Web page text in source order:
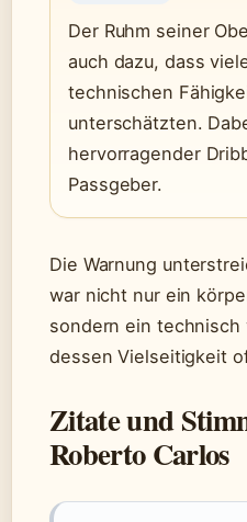
Der Ruhm seiner
auch dazu, dass
technischen
unterschätzten.
hervorragender
Passgeber.
Die Warnung
war nicht nur ein
sondern ein technisch
dessen Vielseitigkeit
Zitate und
Roberto Carlos